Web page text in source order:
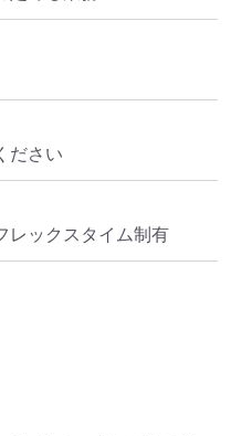
ださい
レックスタイム制有